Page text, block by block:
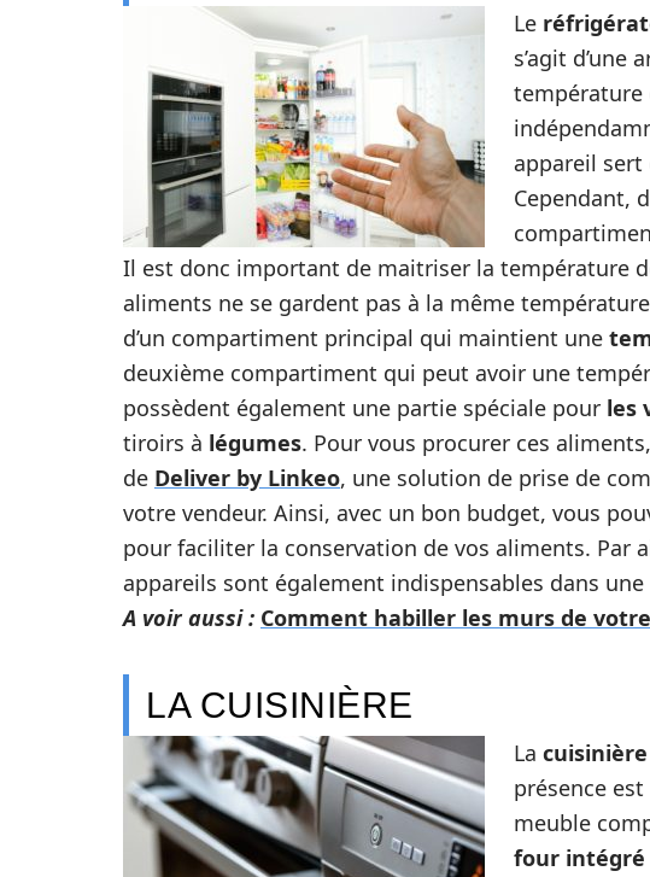
Le
s’agit
température
appareil sert
Cependant,
Il est donc important de maitriser la température
aliments ne se gardent pas à la même
d’un compartiment principal qui maintient une
deuxième compartiment qui peut avoir une
possèdent également une partie spéciale pour les
tiroirs à légumes. Pour vous procurer ces
de Deliver by Linkeo, une solution de prise de
votre vendeur. Ainsi, avec un bon budget, vous
pour faciliter la conservation de vos aliments. Par
appareils sont également indispensables dans une
A voir aussi : Comment habiller les murs de
LA CUISINIÈRE
La cuisinière
présence
meuble
four intégré